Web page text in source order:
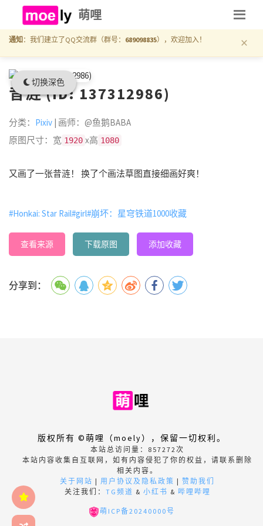
切换深色
萌哩
通知 ：我们建立了QQ交流群（群号： 689098835），欢迎加入！ ×
昔涟 (ID: 137312986)
分类： Pixiv | 画师：@鱼鹅BABA
原图尺寸：宽 1920 x高 1080
又画了一张昔涟！ 换了个画法草图直接细画好爽！
#Honkai: Star Rail#girl#崩坏：星穹铁道1000收藏
查看来源 下载原图 添加收藏
分享到：
版权所有 ©萌哩（moely），保留一切权利。
本站总访问量： 857272次
本站内容收集自互联网，如有内容侵犯了你的权益，请联系删除
相关内容。
关于网站 | 用户协议及隐私政策 | 赞助我们
关注我们： TG频道 & 小红书 & 哔哩哔哩
萌ICP备20240000号